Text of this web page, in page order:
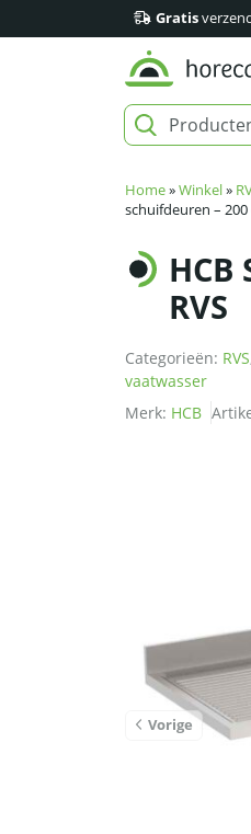
Gratis
Home»Winkel»
schuifdeuren – 200
RVS
Categorieën: RVS
vaatwasser
Merk: HCB
Vorige